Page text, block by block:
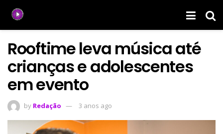
Rooftime leva música até
crianças e adolescentes
em evento
by Redação 3 anos ago